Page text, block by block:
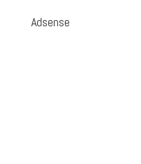
Adsense